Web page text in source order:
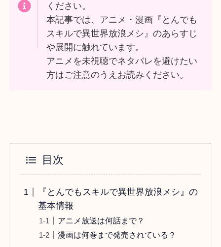
ください。
本記事では、アニメ・漫画『とんでも
スキルで異世界放浪メシ』のあらすじ
や展開に触れています。
アニメを未視聴でネタバレを避けたい
方はご注意のうえお読みください。
目次
『とんでもスキルで異世界放浪メシ』の
基本情報
アニメ放送は何話まで？
漫画は何巻まで発売されている？